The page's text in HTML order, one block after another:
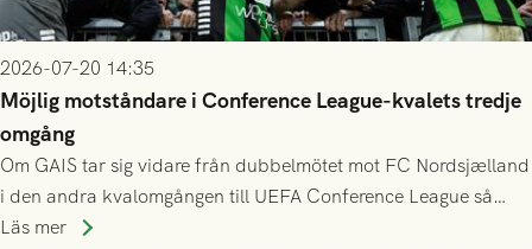
2026-07-20 14:35
Möjlig motståndare i Conference League-kvalets tredje
omgång
Om GAIS tar sig vidare från dubbelmötet mot FC Nordsjælland
i den andra kvalomgången till UEFA Conference League så
spelas den tredje kvalomgången kort därpå. Motståndare blir
Läs mer